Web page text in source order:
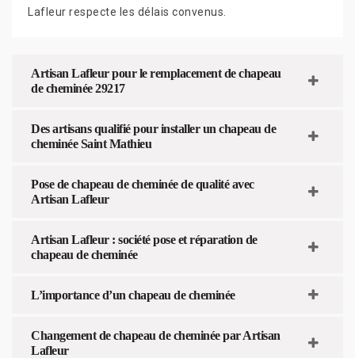
Lafleur respecte les délais convenus.
Artisan Lafleur pour le remplacement de chapeau
de cheminée 29217
Des artisans qualifié pour installer un chapeau de
cheminée Saint Mathieu
Pose de chapeau de cheminée de qualité avec
Artisan Lafleur
Artisan Lafleur : société pose et réparation de
chapeau de cheminée
L’importance d’un chapeau de cheminée
Changement de chapeau de cheminée par Artisan
Lafleur